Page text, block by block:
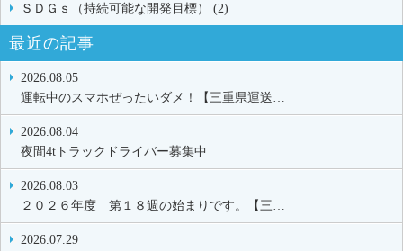
ＳＤＧｓ（持続可能な開発目標） (2)
最近の記事
2026.08.05
運転中のスマホぜったいダメ！【三重県運送…
2026.08.04
夜間4tトラックドライバー募集中
2026.08.03
２０２６年度 第１８週の始まりです。【三…
2026.07.29